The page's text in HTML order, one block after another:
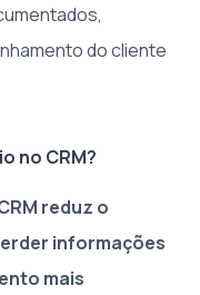
do cliente
no CRM?
reduz o
informações
mais